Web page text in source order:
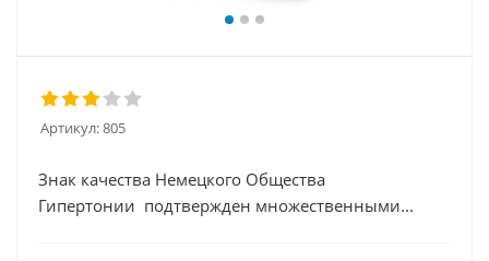
Артикул:805
Знак качества Немецкого Общества
Гипертонии подтвержден множественными...